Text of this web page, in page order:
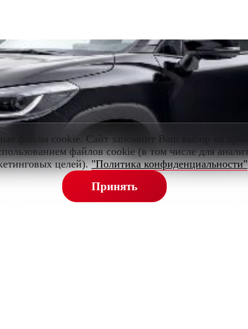
файлы cookie. Сайт запомнит Ваш выбор на
файлов cookie (в том числе для
целей)."Политика конфиденциальности"
Принять